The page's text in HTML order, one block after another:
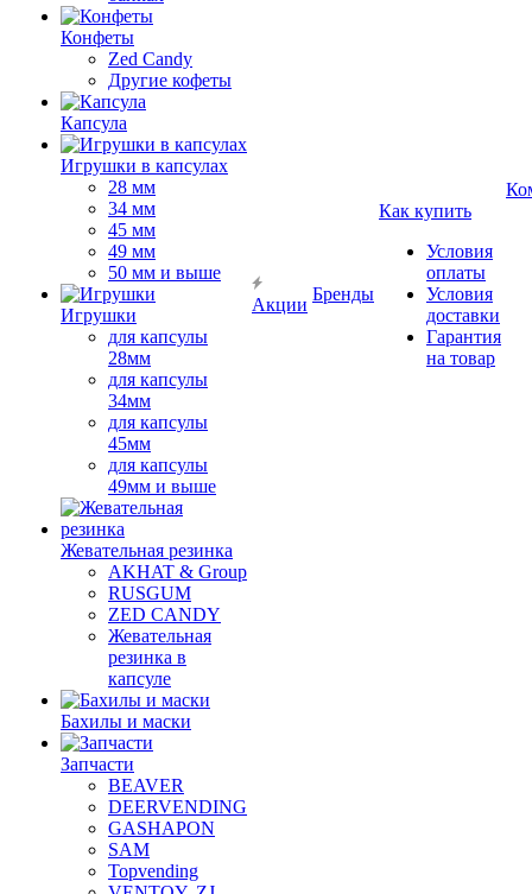
Конфеты
Zed Candy
Другие кофеты
Капсула
Игрушки в капсулах
28 мм
34 мм
45 мм
49 мм
50 мм и выше
Игрушки
для капсулы
28мм
для капсулы
34мм
для капсулы
45мм
для капсулы
49мм и выше
Жевательная резинка
AKHAT & Group
RUSGUM
ZED CANDY
Жевательная
резинка в
капсуле
Бахилы и маски
Запчасти
BEAVER
DEERVENDING
GASHAPON
SAM
Topvending
Акции
Бренды
Как купить
Условия
оплаты
Условия
доставки
Гарантия
на товар